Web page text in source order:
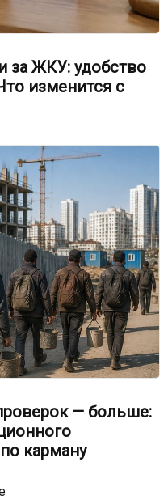
за ЖКУ: удобство
изменится с
— больше:
карману